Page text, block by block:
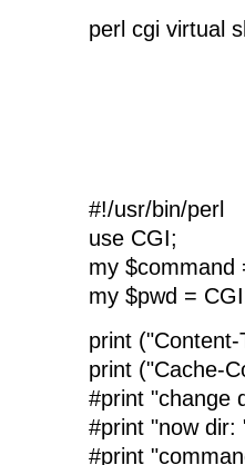
perl cgi virtual
#!/usr/bin/perl
use CGI;
my $command
my $pwd =
print
print ("Cache-
#print "change
#print "now dir:
#print